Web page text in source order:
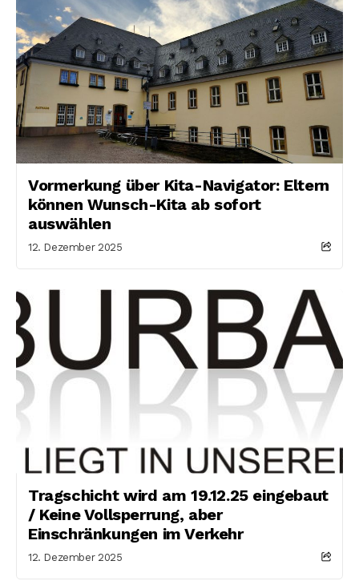
Vormerkung über Kita-Navigator: Eltern
können Wunsch-Kita ab sofort
auswählen
12. Dezember 2025
Tragschicht wird am 19.12.25 eingebaut
/ Keine Vollsperrung, aber
Einschränkungen im Verkehr
12. Dezember 2025